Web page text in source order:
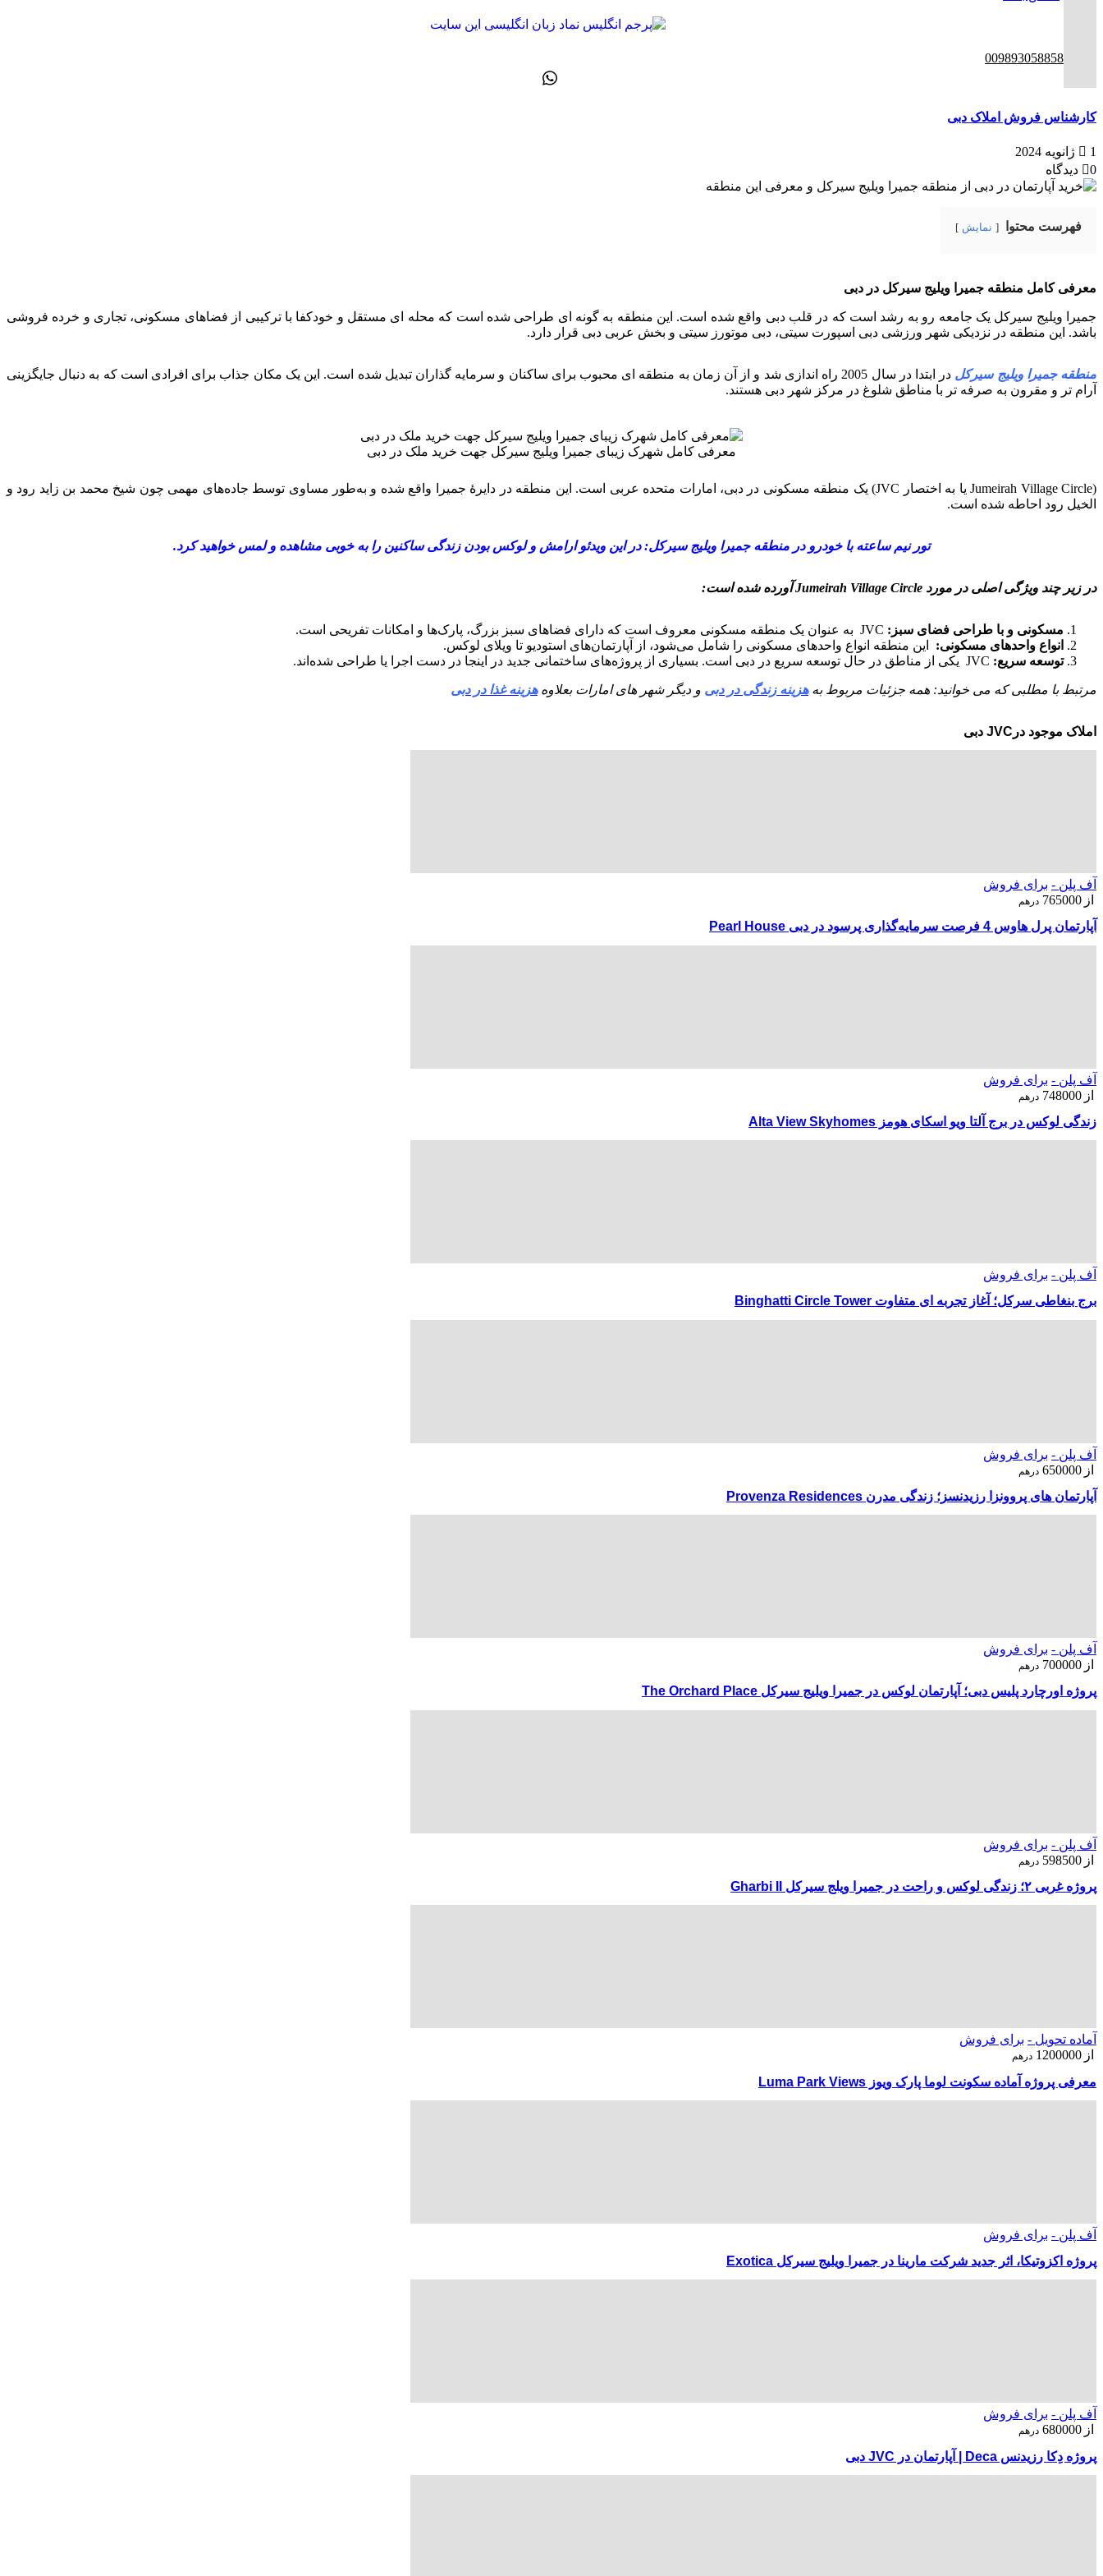
00989305885808
کارشناس فروش املاک دبی
1 ژانویه 2024
0 دیدگاه
فهرست محتوا نمایش
معرفی کامل منطقه جمیرا ویلیج سیرکل در دبی
جمیرا ویلیج سیرکل یک جامعه رو به رشد است که در قلب دبی واقع شده است. این منطقه به گونه ای طراحی شده است که محله ای مستقل و خودکفا با ترکیبی از فضاهای مسکونی، تجاری و خرده فروشی
باشد. این منطقه در نزدیکی شهر ورزشی دبی اسپورت سیتی، دبی موتورز سیتی و بخش عربی دبی قرار دارد.
منطقه جمیرا ویلیج سیرکل
در ابتدا در سال 2005 راه اندازی شد و از آن زمان به منطقه ای محبوب برای ساکنان و سرمایه گذاران تبدیل شده است. این یک مکان جذاب برای افرادی است که به دنبال جایگزینی
آرام تر و مقرون به صرفه تر با مناطق شلوغ در مرکز شهر دبی هستند.
معرفی کامل شهرک زیبای جمیرا ویلیج سیرکل جهت خرید ملک در دبی
(Jumeirah Village Circle یا به اختصار JVC) یک منطقه مسکونی در دبی، امارات متحده عربی است. این منطقه در دایرهٔ جمیرا واقع شده و به‌طور مساوی توسط جاده‌های مهمی چون شیخ محمد بن زاید رود و
الخیل رود احاطه شده است.
تور نیم ساعته با خودرو در منطقه جمیرا ویلیج سیرکل: در این ویدئو ارامش و لوکس بودن زندگی ساکنین را به خوبی مشاهده و لمس خواهید کرد.
در زیر چند ویژگی اصلی در مورد Jumeirah Village Circle آورده شده است:
مسکونی و با طراحی فضای سبز :
انواع واحدهای مسکونی: این منطقه انواع واحدهای مسکونی را شامل می‌شود، از آپارتمان‌های استودیو تا ویلای لوکس.
توسعه سریع:
مرتبط با مطلبی که می خوانید: همه جزئیات مربوط بههزینه زندگی در دبی و دیگر شهر های امارات بعلاوههزینه غذا در دبی
املاک موجود درJVC دبی
آف پلن - برای فروش
از 765000 درهم
آپارتمان پرل هاوس 4 فرصت سرمایه‌گذاری پرسود در دبی Pearl House
آف پلن - برای فروش
از 748000 درهم
زندگی لوکس در برج آلتا ویو اسکای‌ هومز Alta View Skyhomes
آف پلن - برای فروش
برج بنغاطی سرکل؛ آغاز تجربه‌ ای متفاوت Binghatti Circle Tower
آف پلن - برای فروش
از 650000 درهم
آپارتمان های پروونزا رزیدنسز؛ زندگی مدرن Provenza Residences
آف پلن - برای فروش
از 700000 درهم
پروژه اورچارد پلیس دبی؛ آپارتمان لوکس در جمیرا ویلیج سیرکل The Orchard Place
آف پلن - برای فروش
از 598500 درهم
پروژه غربی ۲؛ زندگی لوکس و راحت در جمیرا ویلج سیرکل Gharbi II
آماده تحویل - برای فروش
از 1200000 درهم
معرفی پروژه آماده سکونت لوما پارک ویوز Luma Park Views
آف پلن - برای فروش
پروژه اکزوتیکا، اثر جدید شرکت مارینا در جمیرا ویلیج سیرکل Exotica
آف پلن - برای فروش
از 680000 درهم
پروژه دِکا رزیدنس Deca | آپارتمان در JVC دبی